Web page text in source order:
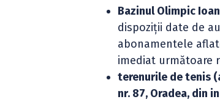
Bazinul Olimpic
dispoziții date de
abonamentele
imediat următoare
terenurile de tenis
nr. 87, Oradea, din